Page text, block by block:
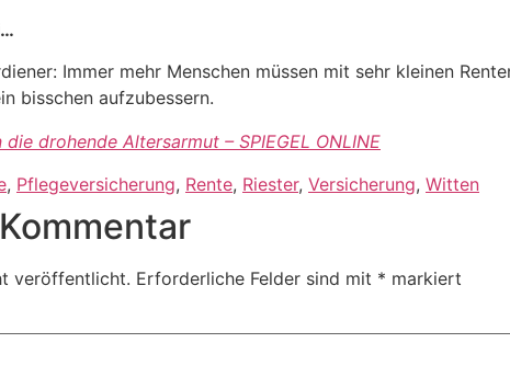
Immer mehr Menschen müssen mit sehr kleinen
bisschen aufzubessern.
drohende Altersarmut – SPIEGEL ONLINE
, Pflegeversicherung, Rente, Riester, Versicherung, Witten
veröffentlicht. Erforderliche Felder sind mit * markiert